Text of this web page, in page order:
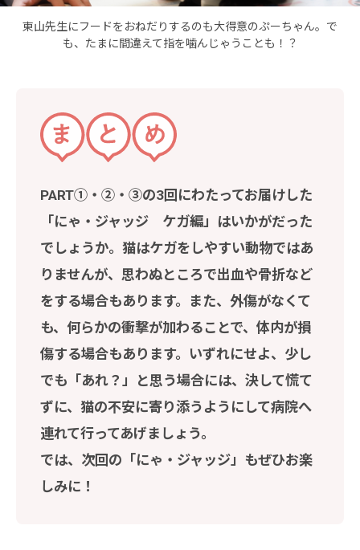
東山先生にフードをおねだりするのも大得意のぷーちゃん。で
も、たまに間違えて指を噛んじゃうことも！？
PART①・②・③の3回にわたってお届けした
「にゃ・ジャッジ ケガ編」はいかがだった
でしょうか。猫はケガをしやすい動物ではあ
りませんが、思わぬところで出血や骨折など
をする場合もあります。また、外傷がなくて
も、何らかの衝撃が加わることで、体内が損
傷する場合もあります。いずれにせよ、少し
でも「あれ？」と思う場合には、決して慌て
ずに、猫の不安に寄り添うようにして病院へ
連れて行ってあげましょう。
では、次回の「にゃ・ジャッジ」もぜひお楽
しみに！